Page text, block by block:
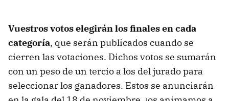
Vuestros votos elegirán los finales en cada
categoría, que serán publicados cuando se
cierren las votaciones. Dichos votos se sumarán
con un peso de un tercio a los del jurado para
seleccionar los ganadores. Estos se anunciarán